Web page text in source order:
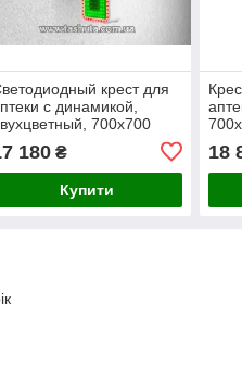
крест для
с динамикой,
700х700
180₴
Купити
18